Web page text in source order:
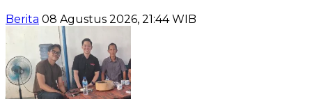
Berita 08 Agustus 2026, 21:44 WIB